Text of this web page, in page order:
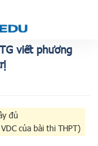
viết phương
đủ
của bài thi THPT)